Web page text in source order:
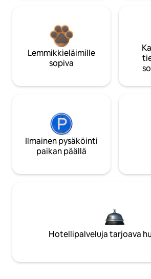
Lemmikkieläimille
sopiva
Ilmainen pysäköinti
paikan päällä
Hotellipalveluja tarjoava